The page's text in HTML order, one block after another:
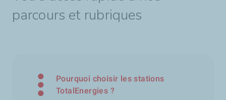
parcours et rubriques
Pourquoi choisir les stations
TotalEnergies ?